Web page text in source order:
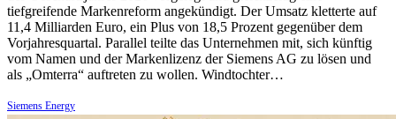
tiefgreifende Markenreform angekündigt. Der Umsatz kletterte auf
11,4 Milliarden Euro, ein Plus von 18,5 Prozent gegenüber dem
Vorjahresquartal. Parallel teilte das Unternehmen mit, sich künftig
vom Namen und der Markenlizenz der Siemens AG zu lösen und
als „Omterra“ auftreten zu wollen. Windtochter…
Siemens Energy